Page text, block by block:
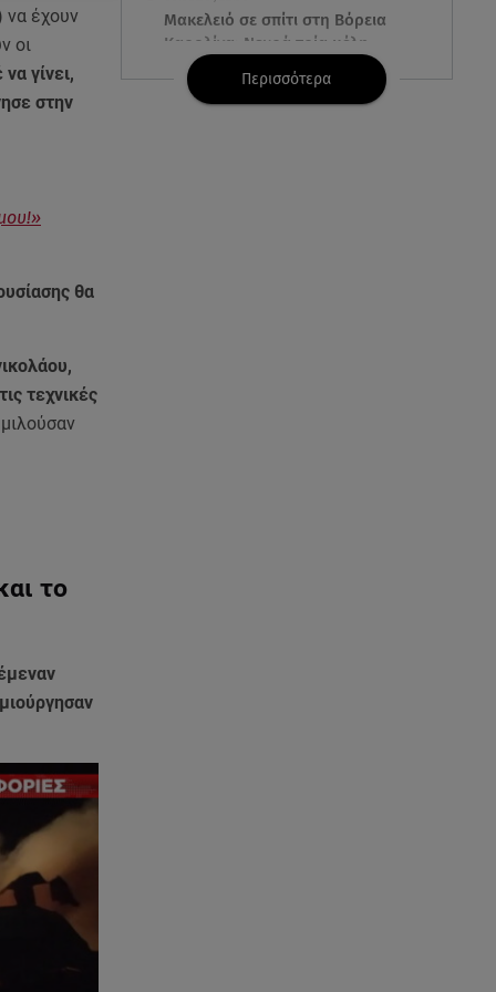
Μακελειό σε σπίτι στη Βόρεια
Καρολίνα: Νεκρά τρία μέλη
οικογένειας
Περισσότερα
έχουν
οι
γίνει,
στην
θα
τεχνικές
το